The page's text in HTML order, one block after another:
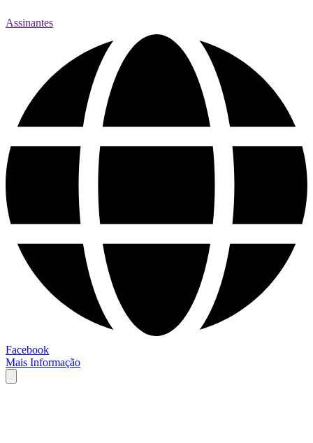
Assinantes
Facebook
Mais Informação